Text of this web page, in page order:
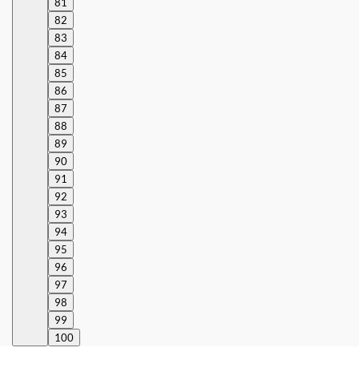
82
83
84
85
86
87
88
89
90
91
92
93
94
95
96
97
98
99
100